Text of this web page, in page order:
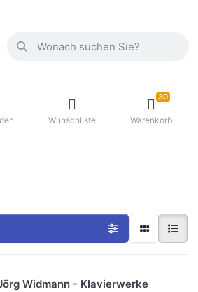
Wunschliste
30
Warenkorb
Widmann - Klavierwerke